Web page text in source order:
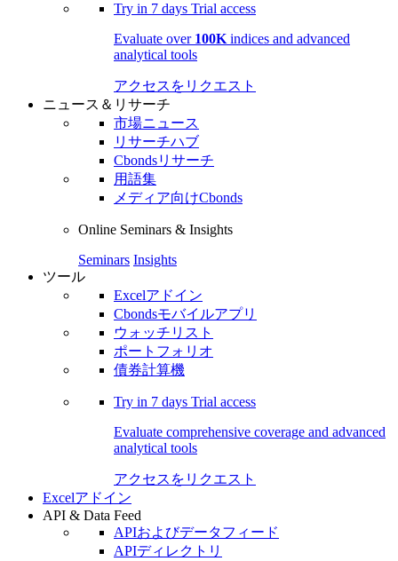
Try in 7 days Trial access
Evaluate over 100K indices and advanced
analytical tools
アクセスをリクエスト
ニュース＆リサーチ
市場ニュース
リサーチハブ
Cbondsリサーチ
用語集
メディア向けCbonds
Online Seminars & Insights
Seminars Insights
ツール
Excelアドイン
Cbondsモバイルアプリ
ウォッチリスト
ポートフォリオ
債券計算機
Try in 7 days Trial access
Evaluate comprehensive coverage and advanced
analytical tools
アクセスをリクエスト
Excelアドイン
API & Data Feed
APIおよびデータフィード
APIディレクトリ